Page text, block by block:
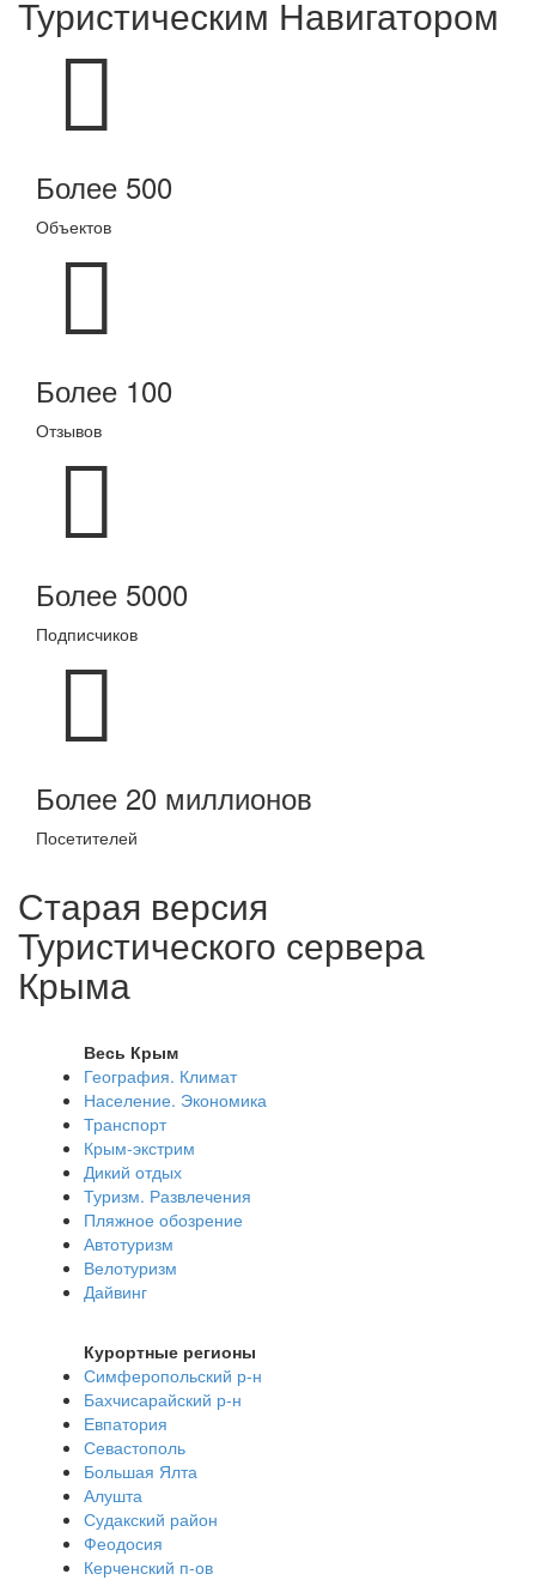
Туристическим Навигатором
Более 500
Объектов
Более 100
Отзывов
Более 5000
Подписчиков
Более 20 миллионов
Посетителей
Старая версия
Туристического сервера
Крыма
Весь Крым
География. Климат
Население. Экономика
Транспорт
Крым-экстрим
Дикий отдых
Туризм. Развлечения
Пляжное обозрение
Автотуризм
Велотуризм
Дайвинг
Курортные регионы
Симферопольский р-н
Бахчисарайский р-н
Евпатория
Севастополь
Большая Ялта
Алушта
Судакский район
Феодосия
Керченский п-ов